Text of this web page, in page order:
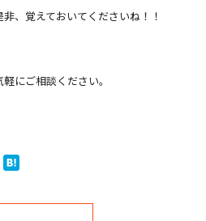
、覚えておいてくださいね！！
にご相談ください。